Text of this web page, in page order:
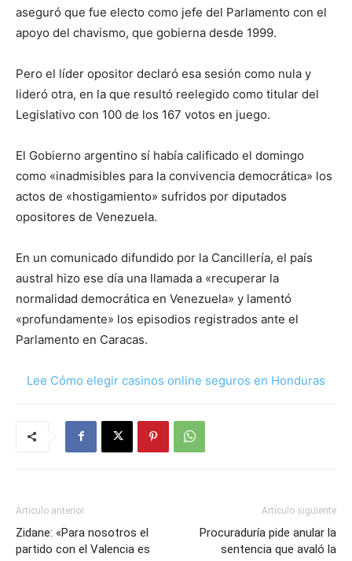
aseguró que fue electo como jefe del Parlamento con el
apoyo del chavismo, que gobierna desde 1999.
Pero el líder opositor declaró esa sesión como nula y
lideró otra, en la que resultó reelegido como titular del
Legislativo con 100 de los 167 votos en juego.
El Gobierno argentino sí había calificado el domingo
como «inadmisibles para la convivencia democrática» los
actos de «hostigamiento» sufridos por diputados
opositores de Venezuela.
En un comunicado difundido por la Cancillería, el país
austral hizo ese día una llamada a «recuperar la
normalidad democrática en Venezuela» y lamentó
«profundamente» los episodios registrados ante el
Parlamento en Caracas.
Lee Cómo elegir casinos online seguros en Honduras
Artículo anterior
Zidane: «Para nosotros el
partido con el Valencia es
Artículo siguiente
Procuraduría pide anular la
sentencia que avaló la